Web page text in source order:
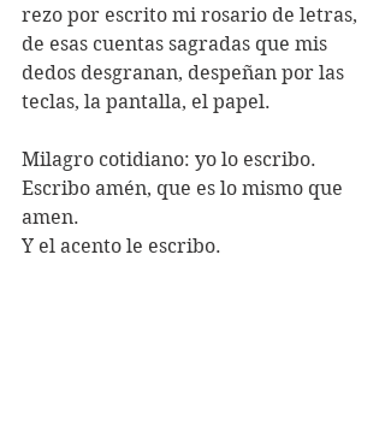
rezo por escrito mi rosario de letras,
de esas cuentas sagradas que mis
dedos desgranan, despeñan por las
teclas, la pantalla, el papel.
Milagro cotidiano: yo lo escribo.
Escribo amén, que es lo mismo que
amen.
Y el acento le escribo.